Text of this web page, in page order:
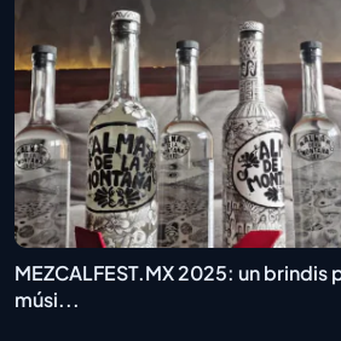
MEZCALFEST.MX 2025: un brindis
músi...